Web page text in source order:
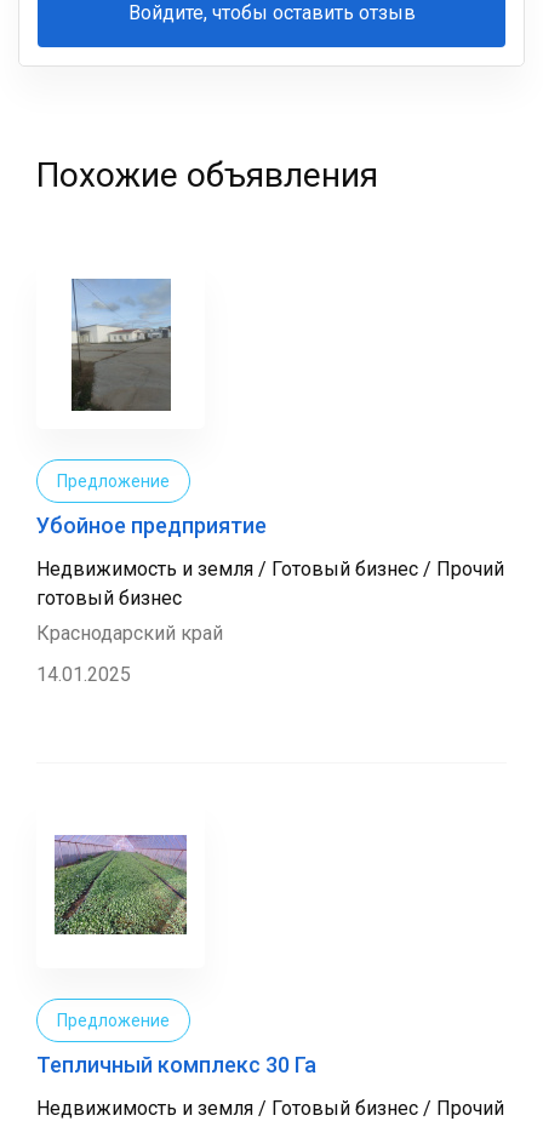
Войдите, чтобы оставить отзыв
Ваша
Похожие объявления
Предложение
Убойное предприятие
Недвижимость и земля / Готовый бизнес / Прочий
готовый бизнес
Краснодарский край
14.01.2025
Предложение
Тепличный комплекс 30 Га
Недвижимость и земля / Готовый бизнес / Прочий